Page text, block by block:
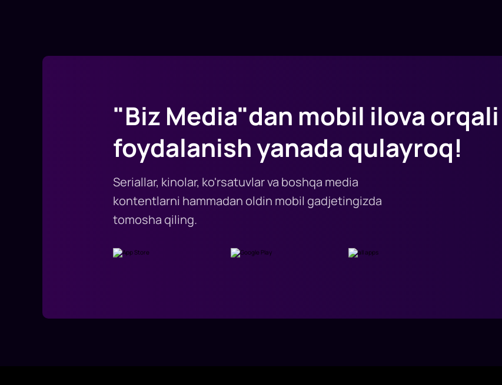
"Biz Media"dan mobil ilova orqali
foydalanish yanada qulayroq!
Seriallar, kinolar, ko'rsatuvlar va boshqa media
kontentlarni hammadan oldin mobil gadjetingizda
tomosha qiling.